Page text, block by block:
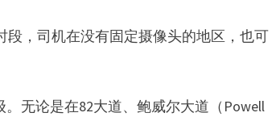
，司机在没有固定摄像头的地区，也可
无论是在82大道、鲍威尔大道（Powell